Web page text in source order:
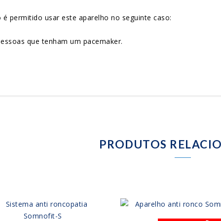
é permitido usar este aparelho no seguinte caso:
que tenham um pacemaker.
PRODUTOS